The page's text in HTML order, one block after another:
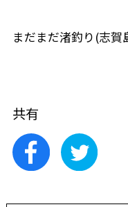
まだまだ渚釣り(志
共有